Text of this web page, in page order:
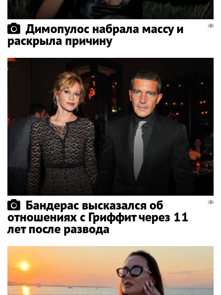
Димопулос набрала массу и
раскрыла причину
Бандерас высказался об
отношениях с Гриффит через 11
лет после развода